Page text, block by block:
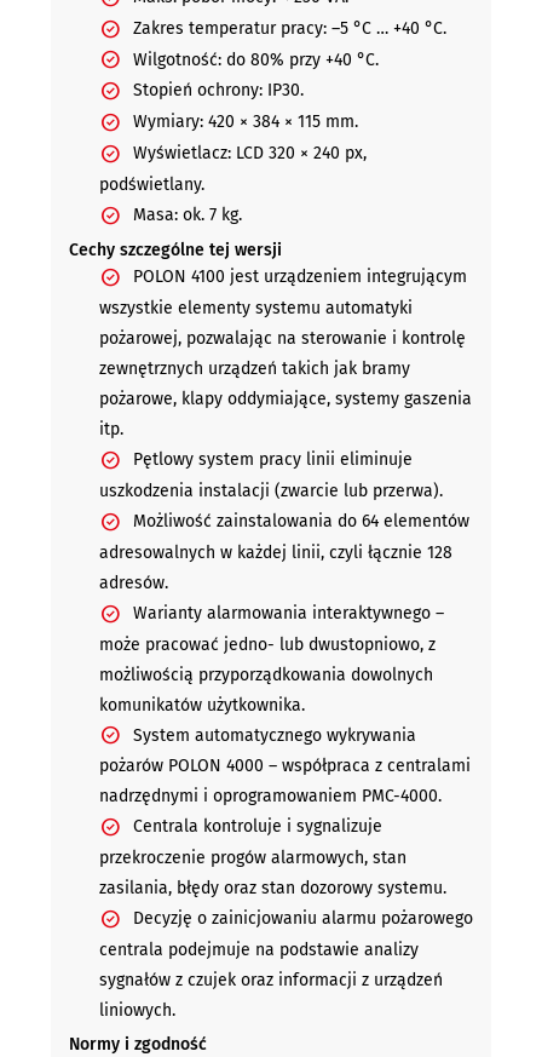
Zakres temperatur pracy: –5 °C … +40 °C.
Wilgotność: do 80% przy +40 °C.
Stopień ochrony: IP30.
Wymiary: 420 × 384 × 115 mm.
Wyświetlacz: LCD 320 × 240 px,
podświetlany.
Masa: ok. 7 kg.
Cechy szczególne tej wersji
POLON 4100 jest urządzeniem integrującym
wszystkie elementy systemu automatyki
pożarowej, pozwalając na sterowanie i kontrolę
zewnętrznych urządzeń takich jak bramy
pożarowe, klapy oddymiające, systemy gaszenia
itp.
Pętlowy system pracy linii eliminuje
uszkodzenia instalacji (zwarcie lub przerwa).
Możliwość zainstalowania do 64 elementów
adresowalnych w każdej linii, czyli łącznie 128
adresów.
Warianty alarmowania interaktywnego –
może pracować jedno- lub dwustopniowo, z
możliwością przyporządkowania dowolnych
komunikatów użytkownika.
System automatycznego wykrywania
pożarów POLON 4000 – współpraca z centralami
nadrzędnymi i oprogramowaniem PMC-4000.
Centrala kontroluje i sygnalizuje
przekroczenie progów alarmowych, stan
zasilania, błędy oraz stan dozorowy systemu.
Decyzję o zainicjowaniu alarmu pożarowego
centrala podejmuje na podstawie analizy
sygnałów z czujek oraz informacji z urządzeń
liniowych.
Normy i zgodność